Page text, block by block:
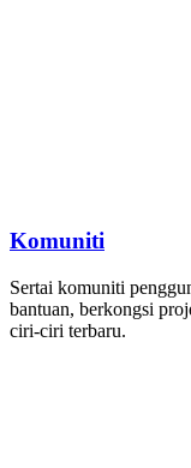
Komuniti
Sertai komuniti
bantuan, berkongsi
ciri-ciri terbaru.